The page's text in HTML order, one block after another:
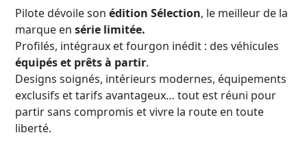
Pilote dévoile sonédition Sélection, le meilleur de la
marque ensérie limitée.
Profilés, intégraux et fourgon inédit : des véhicules
équipés et prêts à partir.
Designs soignés, intérieurs modernes, équipements
exclusifs et tarifs avantageux… tout est réuni pour
partir sans compromis et vivre la route en toute
liberté.